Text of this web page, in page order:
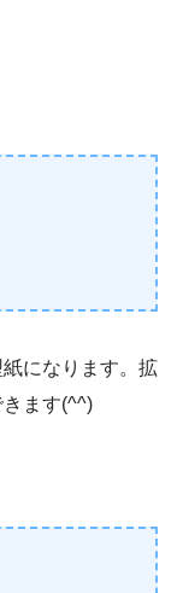
になります。拡
ます(^^)